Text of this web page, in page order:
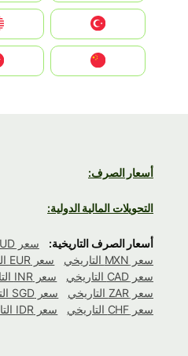
أسعار الصرف:
التحويلات المالية الدولية:
أسعار الصرف التاريخية: سعر AUD التاريخي
سعر MXN التاريخي
سعر EUR التاريخي
سعر CAD التاريخي
سعر INR التاريخي
سعر ZAR التاريخي
سعر SGD التاريخي
سعر CHF التاريخي
سعر IDR التاريخي